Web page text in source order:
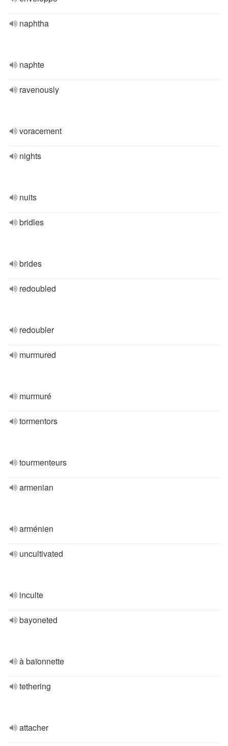
naphtha
naphte
ravenously
voracement
nights
nuits
bridles
brides
redoubled
redoubler
murmured
murmuré
tormentors
tourmenteurs
armenian
arménien
uncultivated
inculte
bayoneted
à baïonnette
tethering
attacher